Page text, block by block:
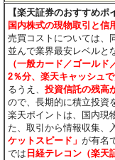
【楽天証券のおすすめポ
国内株式の現物取引と信
売買コストについては、
並んで業界最安レベルと
（一般カード／ゴール
2％分、楽天キャッシュ
るうえ、投資信託の残高
ので、長期的に積立投資
楽天ポイントは、国内現
た、取引から情報収集、
ケットスピード」が有名
では 日経テレコン（楽天